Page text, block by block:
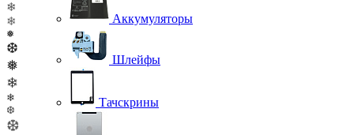
❄
❄
❅
❆
❅
❄
❄
❆
❆
Аккумуляторы
Шлейфы
Тачскрины